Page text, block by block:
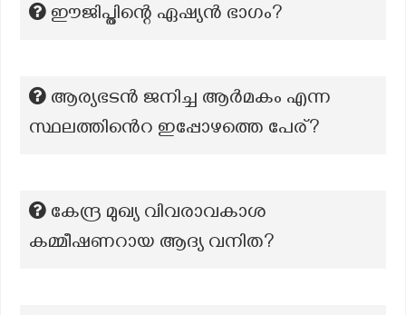
ഈജിപ്തിന്റെ ഏഷ്യൻ ഭാഗം?
ആര്യഭടൻ ജനിച്ച ആർമകം എന്ന
സ്ഥലത്തിൻെറ ഇപ്പോഴത്തെ പേര്?
കേന്ദ്ര മുഖ്യ വിവരാവകാശ
കമ്മീഷണറായ ആദ്യ വനിത?